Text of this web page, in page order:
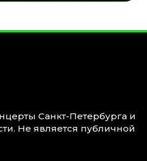
Санкт-Петербурга и
Не является публичной